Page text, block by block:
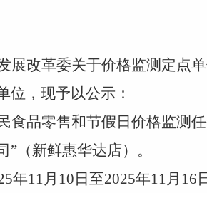
展改革委关于价格监测定点
位，现予以公示：
食品零售和节假日价格监测
”（新鲜惠华达店） 。
5年11月 10 日至2025年11月 16